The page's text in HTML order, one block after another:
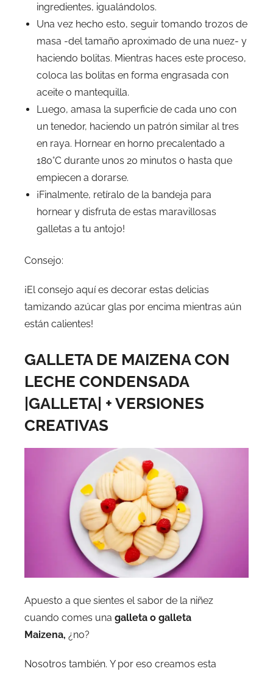
ingredientes, igualándolos.
Una vez hecho esto, seguir tomando trozos de
masa -del tamaño aproximado de una nuez- y
haciendo bolitas. Mientras haces este proceso,
coloca las bolitas en forma engrasada con
aceite o mantequilla.
Luego, amasa la superficie de cada uno con
un tenedor, haciendo un patrón similar al tres
en raya. Hornear en horno precalentado a
180°C durante unos 20 minutos o hasta que
empiecen a dorarse.
¡Finalmente, retíralo de la bandeja para
hornear y disfruta de estas maravillosas
galletas a tu antojo!
Consejo:
¡El consejo aquí es decorar estas delicias
tamizando azúcar glas por encima mientras aún
están calientes!
GALLETA DE MAIZENA CON
LECHE CONDENSADA
|GALLETA| + VERSIONES
CREATIVAS
Apuesto a que sientes el sabor de la niñez
cuando comes una galleta o galleta
Maizena, ¿no?
Nosotros también. Y por eso creamos esta